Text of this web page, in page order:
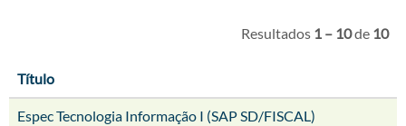
Resultados 1 – 10de 10
Título
Espec Tecnologia Informação I (SAP SD/FISCAL)